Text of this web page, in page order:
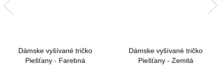
Dámske vyšívané tričko
Piešťany - Farebná
Dámske vyšívané tričko
Piešťany - Zemitá